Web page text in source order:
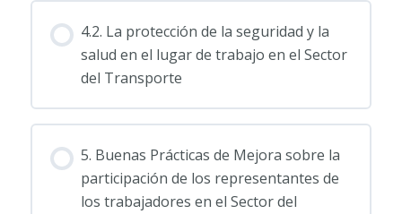
4.2. La protección de la seguridad y la
salud en el lugar de trabajo en el Sector
del Transporte
5. Buenas Prácticas de Mejora sobre la
participación de los representantes de
los trabajadores en el Sector del